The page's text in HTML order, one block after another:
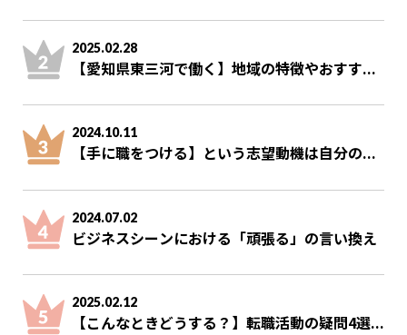
2025.02.28
【愛知県東三河で働く】地域の特徴やおすす...
2024.10.11
【手に職をつける】という志望動機は自分の...
2024.07.02
ビジネスシーンにおける「頑張る」の言い換え
2025.02.12
【こんなときどうする？】転職活動の疑問4選...